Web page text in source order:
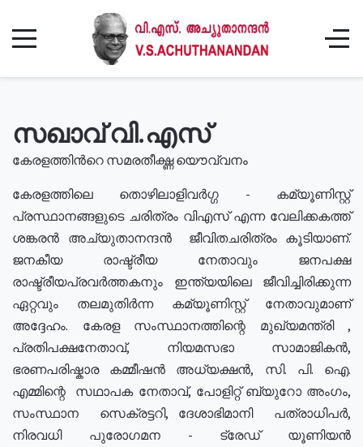
സഖാവ് വി.എസ്
കേരളത്തിൻറെ സമരതീക്ഷ്ണ യൌവ്വനം
കേരളത്തിലെ തൊഴിലാളിവർഗ്ഗ - കമ്യൂണിസ്റ്റ്
പ്രസ്ഥാനങ്ങളുടെ ചരിത്രം വിഎസ് എന്ന വേലിക്കകത്ത്
ശങ്കരൻ അച്യുതാനന്ദൻ ജീവിതചരിത്രം കൂടിയാണ്.
ജനകീയ രാഷ്ട്രീയ നേതാവും ജനപക്ഷ
രാഷ്ട്രീയപ്രവർത്തകനും ഇന്ത്യയിലെ ജീവിച്ചിരിക്കുന്ന
ഏറ്റവും തലമുതിർന്ന കമ്യൂണിസ്റ്റ് നേതാവുമാണ്
അദ്ദേഹം. കേരള സംസ്ഥാനത്തിന്റെ മുഖ്യമന്ത്രി ,
പ്രതിപക്ഷനേതാവ്, നിയമസഭാ സാമാജികൻ,
ഭരണപരിഷ്കാര കമ്മീഷൻ അധ്യക്ഷൻ, സി. പി. ഐ.
എമ്മിന്റെ സഥാപക നേതാവ്, പോളിറ്റ് ബ്യുറോ അംഗം,
സംസ്ഥാന സെക്രട്ടറി, ദേശാഭിമാനി പത്രാധിപർ,
നിരവധി പുരോഗമന - ട്രേഡ് യൂണിയൻ